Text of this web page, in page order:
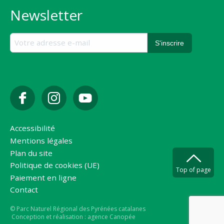
Newsletter
Accessibilité
Mentions légales
Plan du site
Politique de cookies (UE)
Paiement en ligne
Contact
Copyright
© Parc Naturel Régional des Pyrénées catalanes
Conception et réalisation : agence Canopée
Top of page